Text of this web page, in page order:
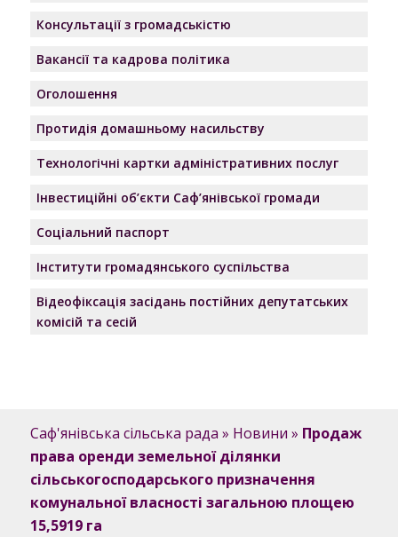
Консультації з громадськістю
Вакансії та кадрова політика
Оголошення
Протидія домашньому насильству
Технологічні картки адміністративних послуг
Інвестиційні об’єкти Саф’янівської громади
Соціальний паспорт
Інститути громадянського суспільства
Відеофіксація засідань постійних депутатських
комісій та сесій
Саф'янівська сільська рада » Новини » Продаж
права оренди земельної ділянки
сільськогосподарського призначення
комунальної власності загальною площею
15,5919 га